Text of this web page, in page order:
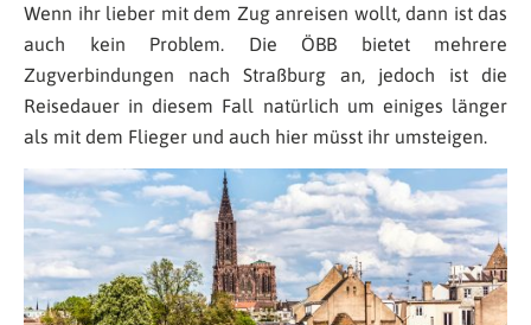
Wenn ihr lieber mit dem Zug anreisen wollt, dann ist das
auch kein Problem. Die ÖBB bietet mehrere
Zugverbindungen nach Straßburg an, jedoch ist die
Reisedauer in diesem Fall natürlich um einiges länger
als mit dem Flieger und auch hier müsst ihr umsteigen.